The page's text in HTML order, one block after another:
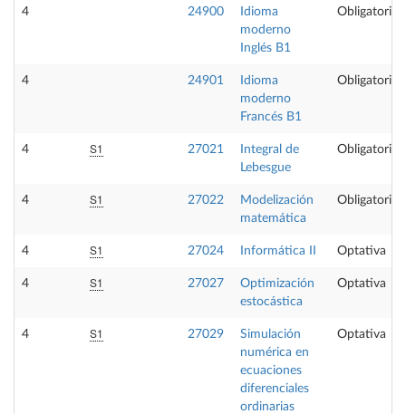
4 24900
Idioma
moderno
Inglés B1
Obligatoria
4 24901
Idioma
moderno
Francés B1
Obligatoria
4 S1 27021
Integral de
Lebesgue
Obligatoria
4 S1 27022
Modelización
matemática
Obligatoria
4 S1 27024 Informática II Optativa
4 S1 27027
Optimización
estocástica
Optativa
4 S1 27029
Simulación
numérica en
ecuaciones
diferenciales
ordinarias
Optativa